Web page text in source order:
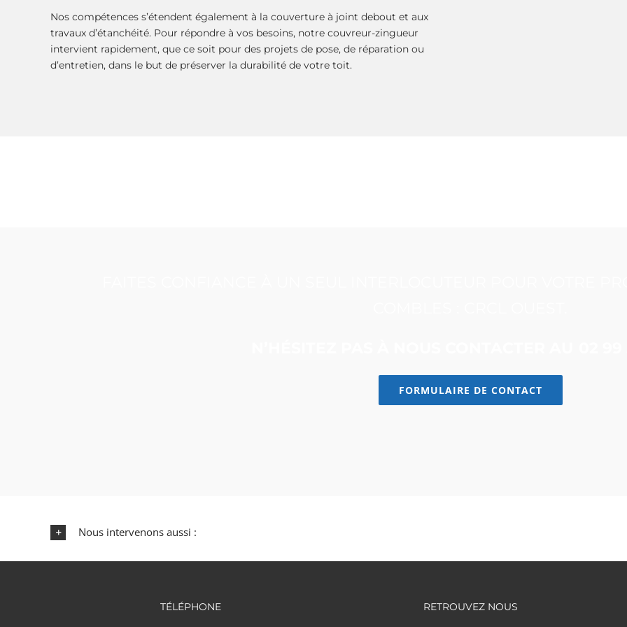
Nos compétences s’étendent également à la couverture à joint debout et aux
travaux d’étanchéité. Pour répondre à vos besoins, notre couvreur-zingueur
intervient rapidement, que ce soit pour des projets de pose, de réparation ou
d’entretien, dans le but de préserver la durabilité de votre toit.
FORMULAIRE DE CONTACT
Nous intervenons aussi :
TÉLÉPHONE RETROUVEZ NOUS